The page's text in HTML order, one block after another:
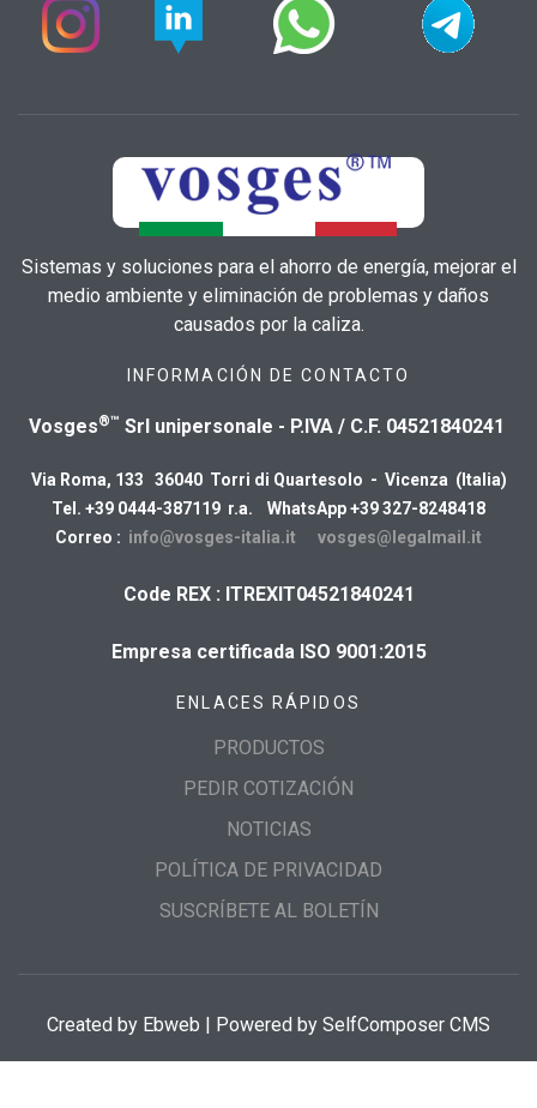
Sistemas y soluciones para el ahorro de energía, mejorar el
medio ambiente y eliminación de problemas y daños
causados por la caliza.
INFORMACIÓN DE CONTACTO
Vosges®™ Srl unipersonale - P.IVA / C.F. 04521840241
Via Roma, 133 36040 Torri di Quartesolo - Vicenza (Italia)
Tel. +39 0444-387119 r.a. WhatsApp +39 327-8248418
Correo : info@vosges-italia.it vosges@legalmail.it
Code REX : ITREXIT04521840241
Empresa certificada ISO 9001:2015
ENLACES RÁPIDOS
PRODUCTOS
PEDIR COTIZACIÓN
NOTICIAS
POLÍTICA DE PRIVACIDAD
SUSCRÍBETE AL BOLETÍN
Created by Ebweb | Powered by SelfComposer CMS